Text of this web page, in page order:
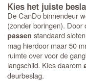
Kies het juiste
De CanDo binnendeur
(zonder boringen). Door
passen standaard
mag hierdoor maar 50
ruimte over voor de
langschild. Kies daarom
deurbeslag.